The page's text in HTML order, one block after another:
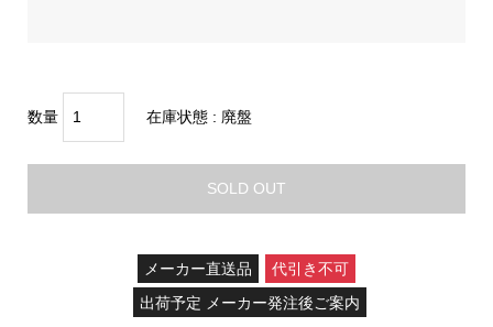
数量 在庫状態 : 廃盤
SOLD OUT
メーカー直送品
代引き不可
出荷予定 メーカー発注後ご案内